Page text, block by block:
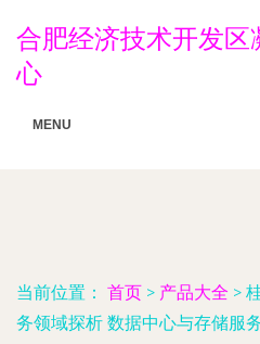
合肥经济技术开发区
心
MENU
当前位置： 首页 > 产品大全 >
务领域探析 数据中心与存储服